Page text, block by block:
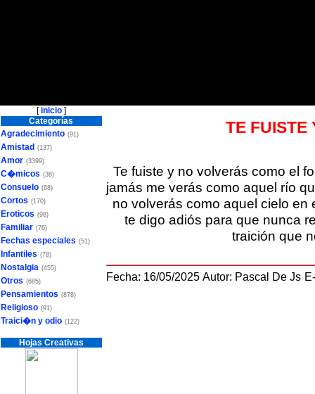
[inicio ]
Categorías
Agradecimiento (91)
Amistad (137)
Amor (3399)
C�micos (38)
Consuelo (68)
Cortos (170)
Eroticos (98)
Familiar (76)
Fechas especiales (51)
Infantiles (78)
Nostalgia (455)
Otros (685)
Pensamientos (878)
Religioso (91)
Traici�n y odio (122)
Hojas Creativas
TE FUISTE
Te fuiste y no volverás como el
jamás me verás como aquel río
no volverás como aquel cielo en
te digo adiós para que nunca
traición que
Fecha: 16/05/2025 Autor: Pascal De Js